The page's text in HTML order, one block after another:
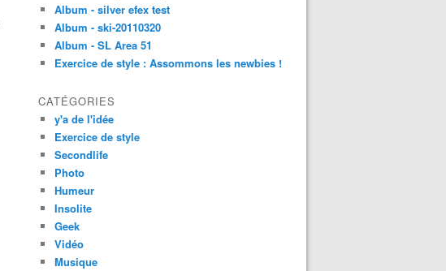
Album - silver efex test
Album - ski-20110320
Album - SL Area 51
Exercice de style : Assommons les newbies !
CATÉGORIES
y'a de l'idée
Exercice de style
Secondlife
Photo
Humeur
Insolite
Geek
Vidéo
Musique